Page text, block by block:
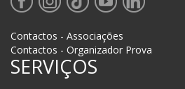
Contactos - Associações
Contactos - Organizador Prova
SERVIÇOS